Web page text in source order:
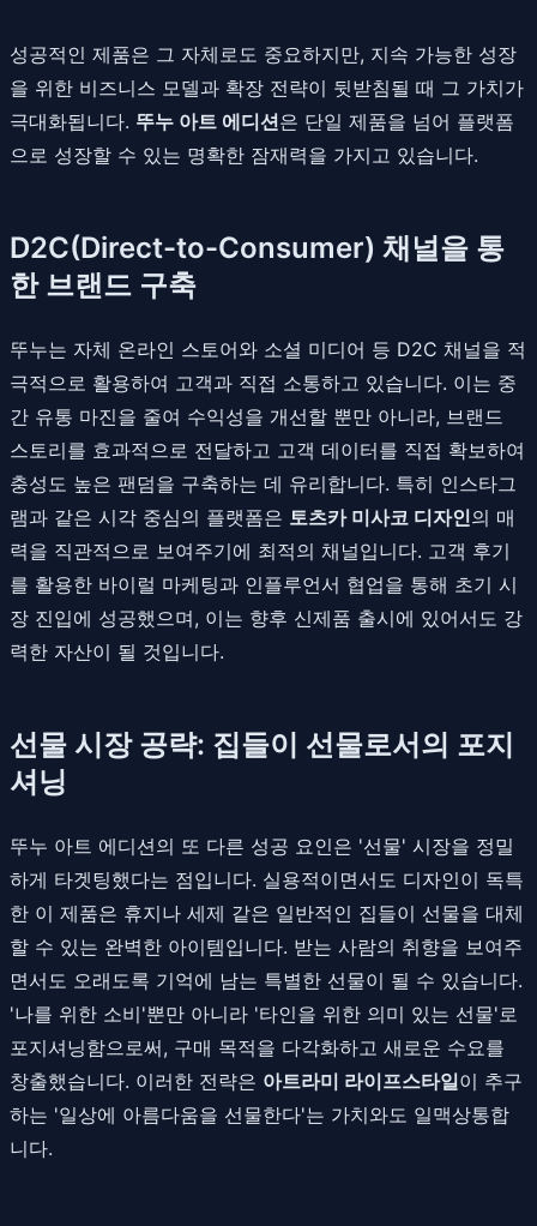
성공적인 제품은 그 자체로도 중요하지만, 지속 가능한 성장
을 위한 비즈니스 모델과 확장 전략이 뒷받침될 때 그 가치가
극대화됩니다. 뚜누 아트 에디션은 단일 제품을 넘어 플랫폼
으로 성장할 수 있는 명확한 잠재력을 가지고 있습니다.
D2C(Direct-to-Consumer) 채널을 통
한 브랜드 구축
뚜누는 자체 온라인 스토어와 소셜 미디어 등 D2C 채널을 적
극적으로 활용하여 고객과 직접 소통하고 있습니다. 이는 중
간 유통 마진을 줄여 수익성을 개선할 뿐만 아니라, 브랜드
스토리를 효과적으로 전달하고 고객 데이터를 직접 확보하여
충성도 높은 팬덤을 구축하는 데 유리합니다. 특히 인스타그
램과 같은 시각 중심의 플랫폼은 토츠카 미사코 디자인의 매
력을 직관적으로 보여주기에 최적의 채널입니다. 고객 후기
를 활용한 바이럴 마케팅과 인플루언서 협업을 통해 초기 시
장 진입에 성공했으며, 이는 향후 신제품 출시에 있어서도 강
력한 자산이 될 것입니다.
선물 시장 공략: 집들이 선물로서의 포지
셔닝
뚜누 아트 에디션의 또 다른 성공 요인은 '선물' 시장을 정밀
하게 타겟팅했다는 점입니다. 실용적이면서도 디자인이 독특
한 이 제품은 휴지나 세제 같은 일반적인 집들이 선물을 대체
할 수 있는 완벽한 아이템입니다. 받는 사람의 취향을 보여주
면서도 오래도록 기억에 남는 특별한 선물이 될 수 있습니다.
'나를 위한 소비'뿐만 아니라 '타인을 위한 의미 있는 선물'로
포지셔닝함으로써, 구매 목적을 다각화하고 새로운 수요를
창출했습니다. 이러한 전략은 아트라미 라이프스타일이 추구
하는 '일상에 아름다움을 선물한다'는 가치와도 일맥상통합
니다.